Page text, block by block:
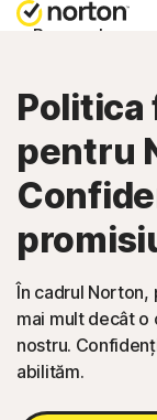
Personal
Întreprinderi
Asistență
Încercați
România
Politica
pentru
În cadrul
mai mult decât o
nostru.
abilităm.